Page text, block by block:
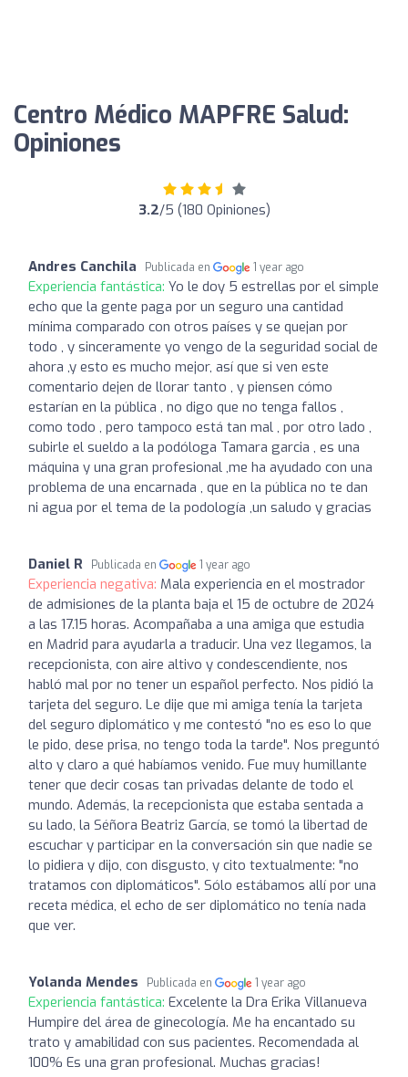
Centro Médico MAPFRE Salud:
Opiniones
3.2/5 (180 Opiniones)
Andres Canchila Publicada en 1 year ago
Experiencia fantástica: Yo le doy 5 estrellas por el simple
echo que la gente paga por un seguro una cantidad
mínima comparado con otros países y se quejan por
todo , y sinceramente yo vengo de la seguridad social de
ahora ,y esto es mucho mejor, así que si ven este
comentario dejen de llorar tanto , y piensen cómo
estarían en la pública , no digo que no tenga fallos ,
como todo , pero tampoco está tan mal , por otro lado ,
subirle el sueldo a la podóloga Tamara garcia , es una
máquina y una gran profesional ,me ha ayudado con una
problema de una encarnada , que en la pública no te dan
ni agua por el tema de la podología ,un saludo y gracias
Daniel R Publicada en 1 year ago
Experiencia negativa: Mala experiencia en el mostrador
de admisiones de la planta baja el 15 de octubre de 2024
a las 17.15 horas. Acompañaba a una amiga que estudia
en Madrid para ayudarla a traducir. Una vez llegamos, la
recepcionista, con aire altivo y condescendiente, nos
habló mal por no tener un español perfecto. Nos pidió la
tarjeta del seguro. Le dije que mi amiga tenía la tarjeta
del seguro diplomático y me contestó "no es eso lo que
le pido, dese prisa, no tengo toda la tarde". Nos preguntó
alto y claro a qué habíamos venido. Fue muy humillante
tener que decir cosas tan privadas delante de todo el
mundo. Además, la recepcionista que estaba sentada a
su lado, la Séñora Beatriz García, se tomó la libertad de
escuchar y participar en la conversación sin que nadie se
lo pidiera y dijo, con disgusto, y cito textualmente: "no
tratamos con diplomáticos". Sólo estábamos allí por una
receta médica, el echo de ser diplomático no tenía nada
que ver.
Yolanda Mendes Publicada en 1 year ago
Experiencia fantástica: Excelente la Dra Erika Villanueva
Humpire del área de ginecología. Me ha encantado su
trato y amabilidad con sus pacientes. Recomendada al
100% Es una gran profesional. Muchas gracias!